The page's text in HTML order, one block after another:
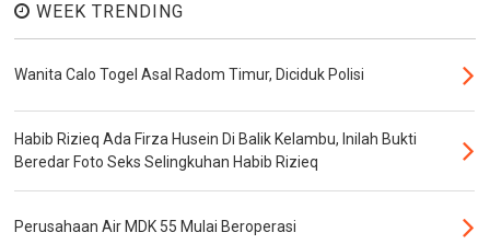
WEEK TRENDING
Wanita Calo Togel Asal Radom Timur, Diciduk Polisi
Habib Rizieq Ada Firza Husein Di Balik Kelambu, Inilah Bukti
Beredar Foto Seks Selingkuhan Habib Rizieq
Perusahaan Air MDK 55 Mulai Beroperasi